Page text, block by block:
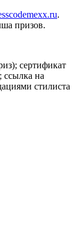
.
призов.
сертификат
ссылка на
стилиста